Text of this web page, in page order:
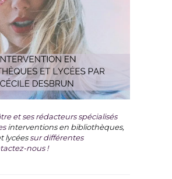
et ses rédacteurs spécialisés
interventions en bibliothèques,
lycéessur différentes
nous !